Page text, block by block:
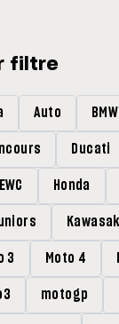
filtre
Auto BMW
Ducati
EWC Honda
3 Moto 4
motogp